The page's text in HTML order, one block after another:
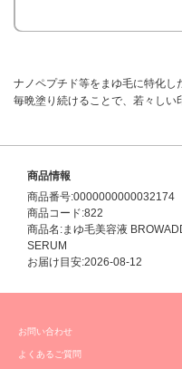
ナノペプチド等をまゆ毛に特化し
毎晩塗り続けることで、若々しい
商品情報
商品番号:0000000000032174
商品コード:822
商品名:まゆ毛美容液
SERUM
お届け目安:2026-08-12
お問い合わせ
よくあるご質問